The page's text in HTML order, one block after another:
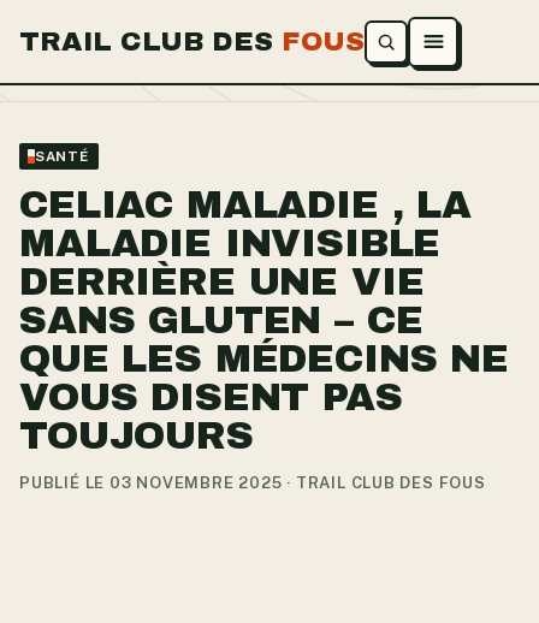
TRAIL CLUB DES FOUS Ouvrir le menu
SANTÉ
CELIAC MALADIE , LA
MALADIE INVISIBLE
DERRIÈRE UNE VIE
SANS GLUTEN – CE
QUE LES MÉDECINS NE
VOUS DISENT PAS
TOUJOURS
PUBLIÉ LE 03 NOVEMBRE 2025 · TRAIL CLUB DES FOUS